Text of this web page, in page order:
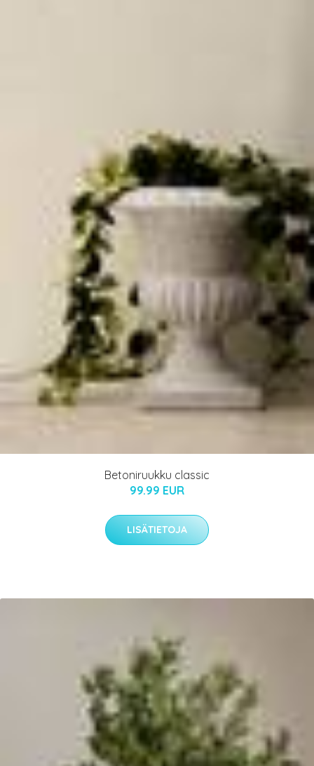
Betoniruukku classic
99.99 EUR
LISÄTIETOJA